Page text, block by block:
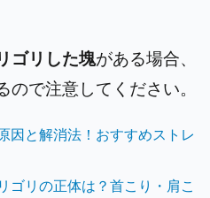
ゴリした塊がある場合、
で注意してください。
因と解消法！おすすめストレ
ゴリの正体は？首こり・肩こ